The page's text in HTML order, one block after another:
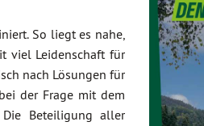
So liegt es nahe,
viel Leidenschaft für
nach Lösungen für
der Frage mit dem
Beteiligung aller